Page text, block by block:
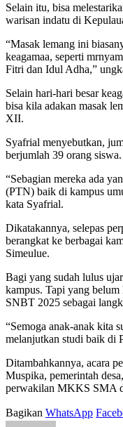
Selain itu, bisa
warisan indatu di
“Masak lemang ini
keagamaa, seperti
Fitri dan Idul Adha,”
Selain hari-hari besar
bisa kila adakan masak
XII.
Syafrial menyebutkan,
berjumlah 39 orang siswa.
“Sebagian mereka ada
(PTN) baik di kampus
kata Syafrial.
Dikatakannya, selepas
berangkat ke berbagai
Simeulue.
Bagi yang sudah lulus
kampus. Tapi yang
SNBT 2025 sebagai
“Semoga anak-anak kita
melanjutkan studi baik di
Ditambahkannya, acara
Muspika, pemerintah
perwakilan MKKS SMA
Bagikan WhatsApp